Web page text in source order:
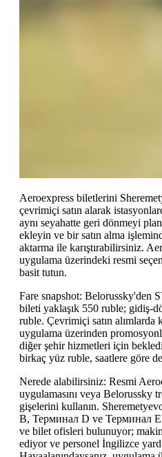
Aeroexpress biletlerini
çevrimiçi satın alarak
aynı seyahatte geri dönmeyi
ekleyin ve bir satın alma
aktarma ile karıştırabilirsiniz.
uygulama üzerindeki resmi
basit tutun.
Fare snapshot: Belorussky'den
bileti yaklaşık 550 ruble; gidiş-
ruble. Çevrimiçi satın
uygulama üzerinden
diğer şehir hizmetleri için
birkaç yüz ruble, saatlere göre
Nerede alabilirsiniz: Resmi
uygulamasını veya Belorussky
gişelerini kullanın.
B, Терминал D ve Терминал
ve bilet ofisleri bulunuyor;
ediyor ve personel İngilizce